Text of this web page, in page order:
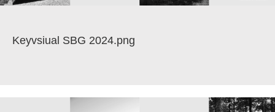
Keyvsiual SBG 2024.png